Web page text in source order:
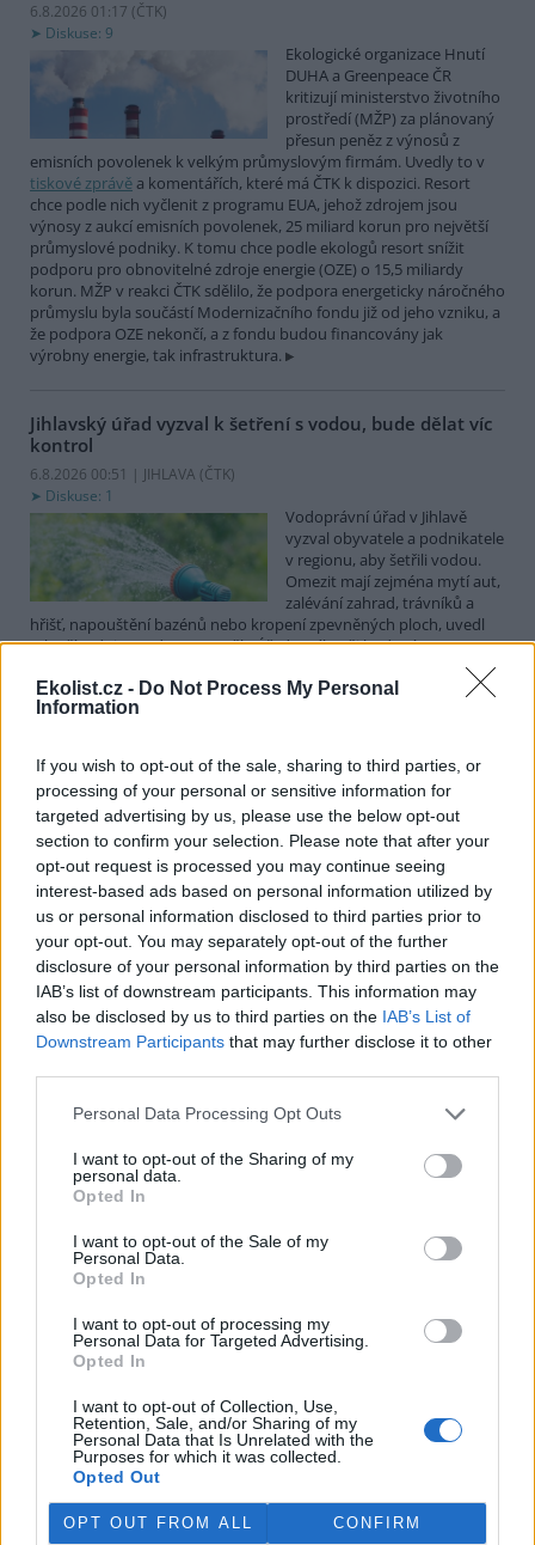
Ekolist.cz - Do Not Process My Personal
Information
If you wish to opt-out of the sale, sharing to third parties, or
processing of your personal or sensitive information for
targeted advertising by us, please use the below opt-out
section to confirm your selection. Please note that after your
opt-out request is processed you may continue seeing
interest-based ads based on personal information utilized by
us or personal information disclosed to third parties prior to
your opt-out. You may separately opt-out of the further
disclosure of your personal information by third parties on the
IAB’s list of downstream participants. This information may
also be disclosed by us to third parties on the IAB’s List of
Downstream Participants that may further disclose it to other
Personal Data Processing Opt Outs
I want to opt-out of the Sharing of my
personal data.
Opted In
I want to opt-out of the Sale of my
Personal Data.
Opted In
I want to opt-out of processing my
Personal Data for Targeted Advertising.
Opted In
I want to opt-out of Collection, Use,
Retention, Sale, and/or Sharing of my
Personal Data that Is Unrelated with the
Purposes for which it was collected.
Opted Out
OPT OUT FROM ALL CONFIRM
6.8.2026 01:17 (ČTK)
Diskuse: 9
Ekologické organizace Hnutí
DUHA a Greenpeace ČR
kritizují ministerstvo životního
prostředí (MŽP) za plánovaný
přesun peněz z výnosů z
emisních povolenek k velkým průmyslovým firmám. Uvedly to v
tiskové zprávě a komentářích, které má ČTK k dispozici. Resort
chce podle nich vyčlenit z programu EUA, jehož zdrojem jsou
výnosy z aukcí emisních povolenek, 25 miliard korun pro největší
průmyslové podniky. K tomu chce podle ekologů resort snížit
podporu pro obnovitelné zdroje energie (OZE) o 15,5 miliardy
korun. MŽP v reakci ČTK sdělilo, že podpora energeticky náročného
průmyslu byla součástí Modernizačního fondu již od jeho vzniku, a
že podpora OZE nekončí, a z fondu budou financovány jak
výrobny energie, tak infrastruktura.
Jihlavský úřad vyzval k šetření s vodou, bude dělat víc
kontrol
6.8.2026 00:51 | JIHLAVA (ČTK)
Diskuse: 1
Vodoprávní úřad v Jihlavě
vyzval obyvatele a podnikatele
v regionu, aby šetřili vodou.
Omezit mají zejména mytí aut,
zalévání zahrad, trávníků a
hřišť, napouštění bazénů nebo kropení zpevněných ploch, uvedl
mluvčí radnice Radovan Daněk. Úřad podle něj bude víc
kontrolovat povolené odběry. Výzva k šetření vodou platí pro
všechny obce spadající pod Jihlavu jako obec s rozšířenou
působností.
Celníci odhalili gang překupníků papoušků, zajistili
stovku ptáků
5.8.2026 20:13 (ČTK)
Celníci odhalili gang
překupníků chráněných druhů
papoušků působící v několika
krajích a zajistili asi stovku
ptáků. S odchytem a
zajištěním zvířat celníkům pomohly zoo v Praze, Zlíně a Ostravě. V
ostravské zahradě také papoušci nalezli dočasné útočiště. V
tiskové zprávě nawebucelníků to oznámila mluvčí Celní správy ČR
Martina Kaňková. Případem se zabývá policie.
pronásledovali velrybáře
Islandské úřady nařídily
vyhoštění 21 aktivistů
pobřežní stráž s policií zabavily
jejich loď, která pronásledovala velrybářské plavidlo. Pasažéři lodi
patřící nadaci kanadsko-amerického ekologického aktivisty Paula
palubě nebyl. Píše o tom agentura AFP s odvoláním na islandskou
policii.
Záchranná stanice v Praze přijímá kvůli vedrům více
volně žijících zvířat
5.8.2026 17:40 | PRAHA (
teplotám pracovníci pražské